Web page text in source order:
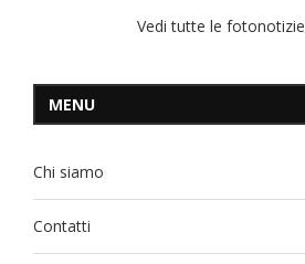
Vedi tutte le fotonotizie
MENU
Chi siamo
Contatti